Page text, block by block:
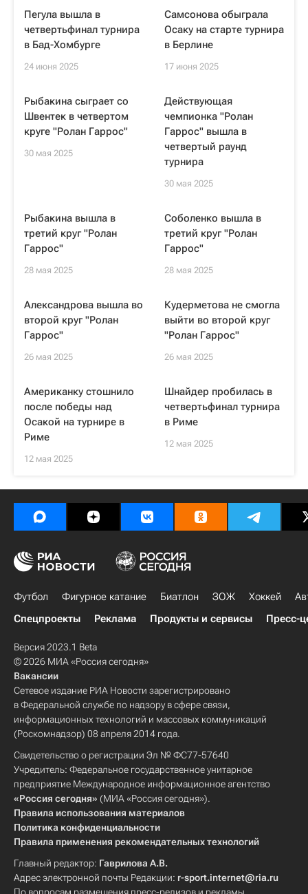
Пегула вышла в
четвертьфинал турнира
в Бад-Хомбурге
24 июня 2025
Самсонова обыграла
Осаку на старте турнира
в Берлине
17 июня 2025
Рыбакина сыграет со
Швентек в четвертом
круге "Ролан Гаррос"
30 мая 2025
Действующая
чемпионка "Ролан
Гаррос" вышла в
четвертый раунд
турнира
30 мая 2025
Рыбакина вышла в
третий круг "Ролан
Гаррос"
28 мая 2025
Соболенко вышла в
третий круг "Ролан
Гаррос"
28 мая 2025
Александрова вышла во
второй круг "Ролан
Гаррос"
26 мая 2025
Кудерметова не смогла
выйти во второй круг
"Ролан Гаррос"
26 мая 2025
Американку стошнило
после победы над
Осакой на турнире в
Риме
12 мая 2025
Шнайдер пробилась в
четвертьфинал турнира
в Риме
12 мая 2025
Футбол Фигурное катание Биатлон ЗОЖ Хоккей
Спецпроекты
Реклама Продукты и сервисы Пресс-
Версия 2023.1 Beta
© 2026 МИА «Россия сегодня»
Вакансии
Сетевое издание РИА Новости зарегистрировано
в Федеральной службе по надзору в сфере связи,
информационных технологий и массовых коммуникаций
(Роскомнадзор) 08 апреля 2014 года.
Свидетельство о регистрации Эл № ФС77-57640
Учредитель: Федеральное государственное унитарное
предприятие Международное информационное агентство
«Россия сегодня» (МИА «Россия сегодня»).
Правила использования материалов
Политика конфиденциальности
Правила применения рекомендательных технологий
Главный редактор: Гаврилова А.В.
Адрес электронной почты Редакции: r-sport.internet@ria.ru